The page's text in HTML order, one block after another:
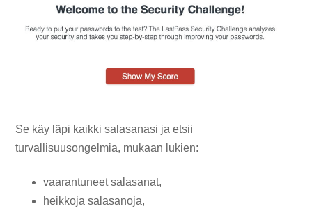
Se käy läpi kaikki salasanasi ja etsii
turvallisuusongelmia, mukaan lukien:
vaarantuneet salasanat,
heikkoja salasanoja,